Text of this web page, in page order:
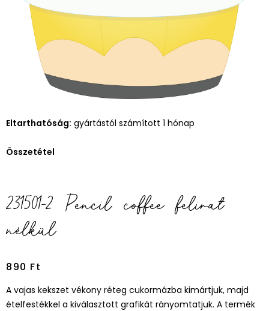
Eltarthatóság: gyártástól számított 1 hónap
Összetétel
231501-2 Pencil coffee felirat
nélkül
890 Ft
A vajas kekszet vékony réteg cukormázba kimártjuk, majd
ételfestékkel a kiválasztott grafikát rányomtatjuk. A termék